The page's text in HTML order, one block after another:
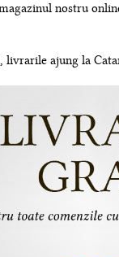
nostru
ajung la